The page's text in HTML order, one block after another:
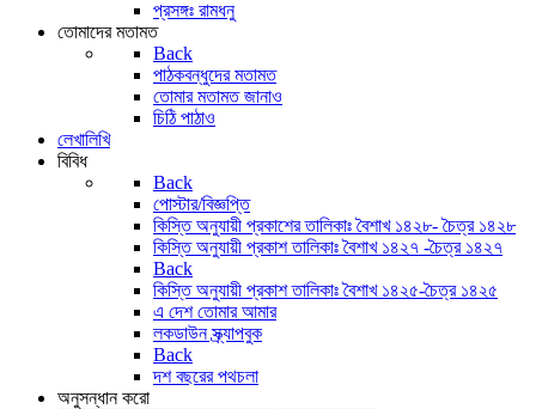
প্রসঙ্গঃ রামধনু
তোমাদের মতামত
Back
পাঠকবন্ধুদের মতামত
তোমার মতামত জানাও
চিঠি পাঠাও
লেখালিখি
বিবিধ
Back
পোস্টার/বিজ্ঞপ্তি
কিস্তি অনুযায়ী প্রকাশের তালিকাঃ বৈশাখ ১৪২৮- চৈত্র ১৪২৮
কিস্তি অনুযায়ী প্রকাশ তালিকাঃ বৈশাখ ১৪২৭ -চৈত্র ১৪২৭
Back
কিস্তি অনুযায়ী প্রকাশ তালিকাঃ বৈশাখ ১৪২৫-চৈত্র ১৪২৫
এ দেশ তোমার আমার
লকডাউন স্ক্র্যাপবুক
Back
দশ বছরের পথচলা
অনুসন্ধান করো